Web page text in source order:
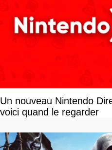
Un nouveau Nintendo
voici quand le regarder